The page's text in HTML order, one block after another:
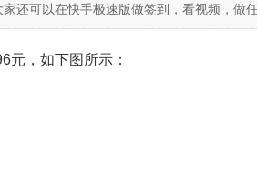
还可以在快手极速版做签到，看视频，做
元，如下图所示：